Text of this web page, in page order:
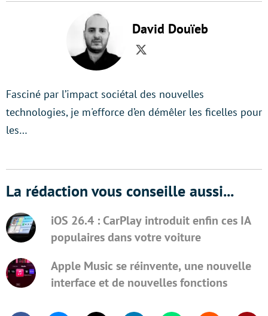
David Douïeb
Twitter
Fasciné par l’impact sociétal des nouvelles
technologies, je m'efforce d’en démêler les ficelles pour
les…
La rédaction vous conseille aussi...
iOS 26.4 : CarPlay introduit enfin ces IA
populaires dans votre voiture
Apple Music se réinvente, une nouvelle
interface et de nouvelles fonctions